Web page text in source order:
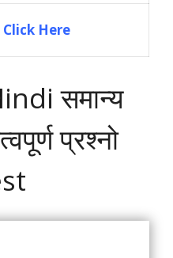
Click Here
समान्य
प्रश्नो